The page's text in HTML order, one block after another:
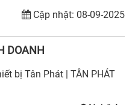
Cập nhật: 08-09-2025
DOANH
bị Tân Phát | TÂN PHÁT